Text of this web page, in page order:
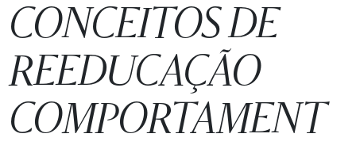
CONCEITOS DE
REEDUCAÇÃO
COMPORTAMENT